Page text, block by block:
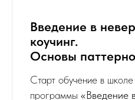
Введение в
коучинг.
Основы
Старт обучение в школе
программы «Введение